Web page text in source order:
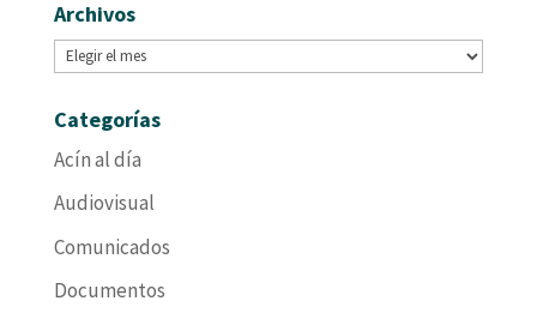
Archivos
Archivos
Categorías
Acín al día
Audiovisual
Comunicados
Documentos